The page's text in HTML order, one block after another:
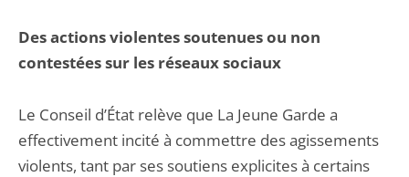
Des actions violentes soutenues ou non
contestées sur les réseaux sociaux
Le Conseil d’État relève que La Jeune Garde a
effectivement incité à commettre des agissements
violents, tant par ses soutiens explicites à certains